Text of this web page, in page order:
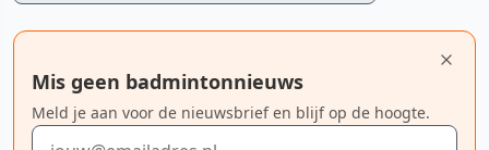
Mis geen badmintonnieuws
Meld je aan voor de nieuwsbrief en blijf op de hoogte.
E-mailadres